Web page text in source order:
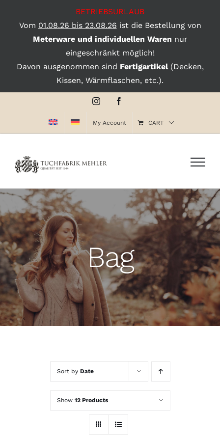
BETRIEBSURLAUB
Vom 01.08.26 bis 23.08.26 ist die Bestellung von
Meterware und individuellen Waren nur
eingeschränkt möglich!
Davon ausgenommen sind Fertigartikel(Decken,
Kissen, Wärmflaschen, etc.).
Instagram
My Account CART
Bag
Sort by Date
Show 12 Products